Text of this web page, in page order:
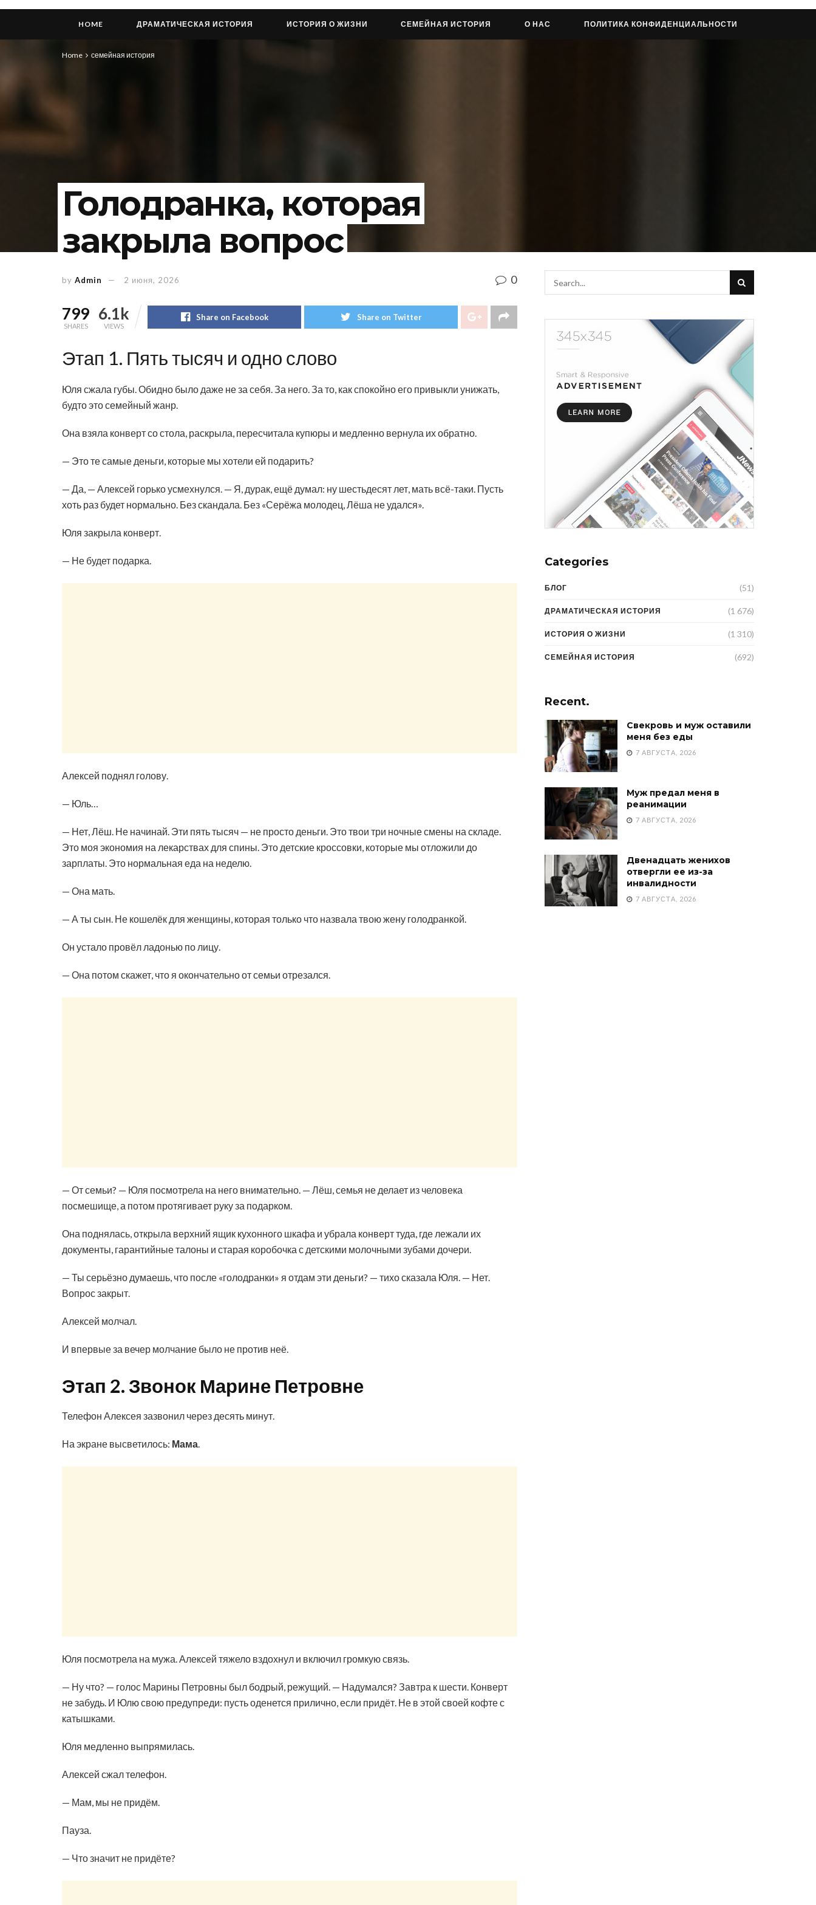
HOME ДРАМАТИЧЕСКАЯ ИСТОРИЯ ИСТОРИЯ О ЖИЗНИ СЕМЕЙНАЯ ИСТОРИЯ О НАС ПОЛИТИКА КОНФИДЕНЦИАЛЬНОСТИ
Home семейная история
Голодранка, которая
закрыла вопрос
by Admin 2 июня, 2026 0
799
SHARES
6.1k
VIEWS
Share on Facebook Share on Twitter
Этап 1. Пять тысяч и одно слово
Юля сжала губы. Обидно было даже не за себя. За него. За то, как спокойно его привыкли унижать,
будто это семейный жанр.
Она взяла конверт со стола, раскрыла, пересчитала купюры и медленно вернула их обратно.
— Это те самые деньги, которые мы хотели ей подарить?
— Да, — Алексей горько усмехнулся. — Я, дурак, ещё думал: ну шестьдесят лет, мать всё-таки. Пусть
хоть раз будет нормально. Без скандала. Без «Серёжа молодец, Лёша не удался».
Юля закрыла конверт.
— Не будет подарка.
Алексей поднял голову.
— Юль…
— Нет, Лёш. Не начинай. Эти пять тысяч — не просто деньги. Это твои три ночные смены на складе.
Это моя экономия на лекарствах для спины. Это детские кроссовки, которые мы отложили до
зарплаты. Это нормальная еда на неделю.
— Она мать.
— А ты сын. Не кошелёк для женщины, которая только что назвала твою жену голодранкой.
Он устало провёл ладонью по лицу.
— Она потом скажет, что я окончательно от семьи отрезался.
— От семьи? — Юля посмотрела на него внимательно. — Лёш, семья не делает из человека
посмешище, а потом протягивает руку за подарком.
Она поднялась, открыла верхний ящик кухонного шкафа и убрала конверт туда, где лежали их
документы, гарантийные талоны и старая коробочка с детскими молочными зубами дочери.
— Ты серьёзно думаешь, что после «голодранки» я отдам эти деньги? — тихо сказала Юля. — Нет.
Вопрос закрыт.
Алексей молчал.
И впервые за вечер молчание было не против неё.
Этап 2. Звонок Марине Петровне
Телефон Алексея зазвонил через десять минут.
На экране высветилось: Мама.
Юля посмотрела на мужа. Алексей тяжело вздохнул и включил громкую связь.
— Ну что? — голос Марины Петровны был бодрый, режущий. — Надумался? Завтра к шести. Конверт
не забудь. И Юлю свою предупреди: пусть оденется прилично, если придёт. Не в этой своей кофте с
катышками.
Юля медленно выпрямилась.
Алексей сжал телефон.
— Мам, мы не придём.
Пауза.
— Что значит не придёте?
Categories
БЛОГ (51)
ДРАМАТИЧЕСКАЯ ИСТОРИЯ (1 676)
ИСТОРИЯ О ЖИЗНИ (1 310)
СЕМЕЙНАЯ ИСТОРИЯ (692)
Recent.
Свекровь и муж оставили
меня без еды
7 АВГУСТА, 2026
Муж предал меня в
реанимации
7 АВГУСТА, 2026
Двенадцать женихов
отвергли ее из-за
инвалидности
7 АВГУСТА, 2026